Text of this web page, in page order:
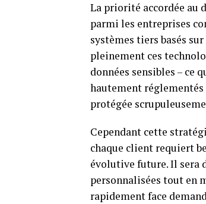
La priorité accordée au
parmi les entreprises
systèmes tiers basés
pleinement ces
données sensibles –
hautement
protégée
Cependant cette
chaque client requiert
évolutive future. Il sera
personnalisées tout en
rapidement face